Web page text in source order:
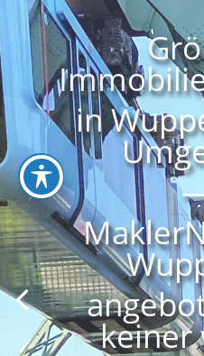
Sie
Sie